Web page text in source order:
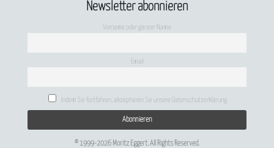
Newsletter abonnieren
Vorname oder ganzer Name
Email
Indem Sie fortfahren, akzeptieren Sie unsere Datenschutzerklärung.
© 1999-2026 Moritz Eggert. All Rights Reserved.